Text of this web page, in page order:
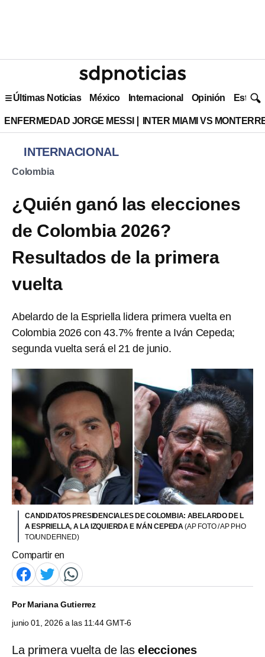
Últimas Noticias México Internacional Opinión Estilo
ENFERMEDAD JORGE MESSI INTER MIAMI VS
INTERNACIONAL
Colombia
¿Quién ganó las elecciones
de Colombia 2026?
Resultados de la primera
vuelta
Abelardo de la Espriella lidera primera vuelta en
Colombia 2026 con 43.7% frente a Iván Cepeda;
segunda vuelta será el 21 de junio.
CANDIDATOS PRESIDENCIALES DE COLOMBIA: ABELARDO DE L
A ESPRIELLA, A LA IZQUIERDA E IVÁN CEPEDA(AP FOTO / AP PHO
TO/UNDEFINED)
Compartir en
PorMariana Gutierrez
junio 01, 2026 a las 11:44 GMT-6
La primera vuelta de laselecciones